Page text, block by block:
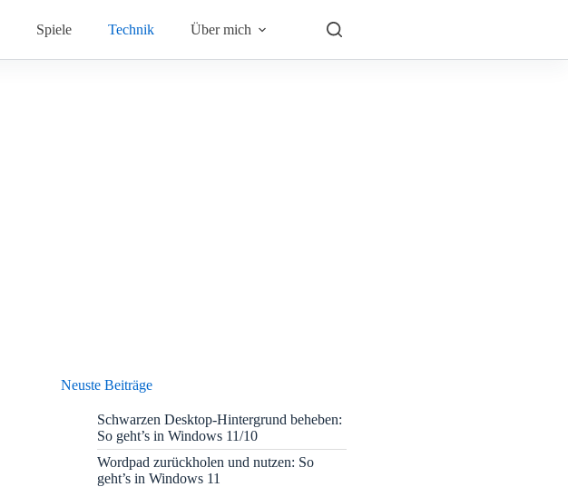
Spiele Technik Über mich
Neuste Beiträge
Schwarzen Desktop-Hintergrund beheben:
So geht’s in Windows 11/10
Wordpad zurückholen und nutzen: So
geht’s in Windows 11